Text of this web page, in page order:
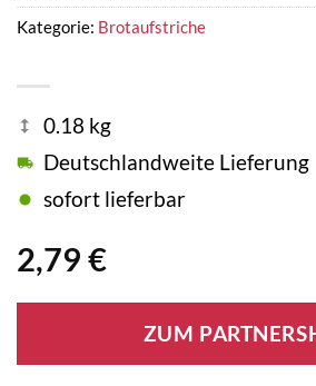
2,79 €
0.18 kg
Deutschlandweite Lieferung
sofort lieferbar
ZUM
Kategorie: Brotaufstriche